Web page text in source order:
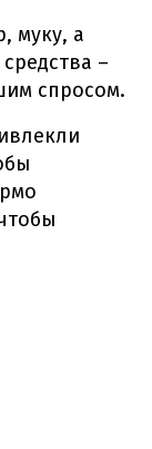
муку, а
–
спросом.